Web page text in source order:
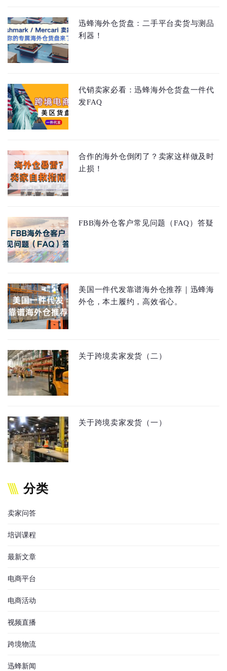
迅蜂海外仓货盘：二手平台卖货与测品
利器！
代销卖家必看：迅蜂海外仓货盘一件代
发FAQ
合作的海外仓倒闭了？卖家这样做及时
止损！
FBB海外仓客户常见问题（FAQ）答疑
美国一件代发靠谱海外仓推荐｜迅蜂海
外仓，本土履约，高效省心。
关于跨境卖家发货（二）
关于跨境卖家发货（一）
分类
卖家问答
培训课程
最新文章
电商平台
电商活动
视频直播
跨境物流
迅蜂新闻